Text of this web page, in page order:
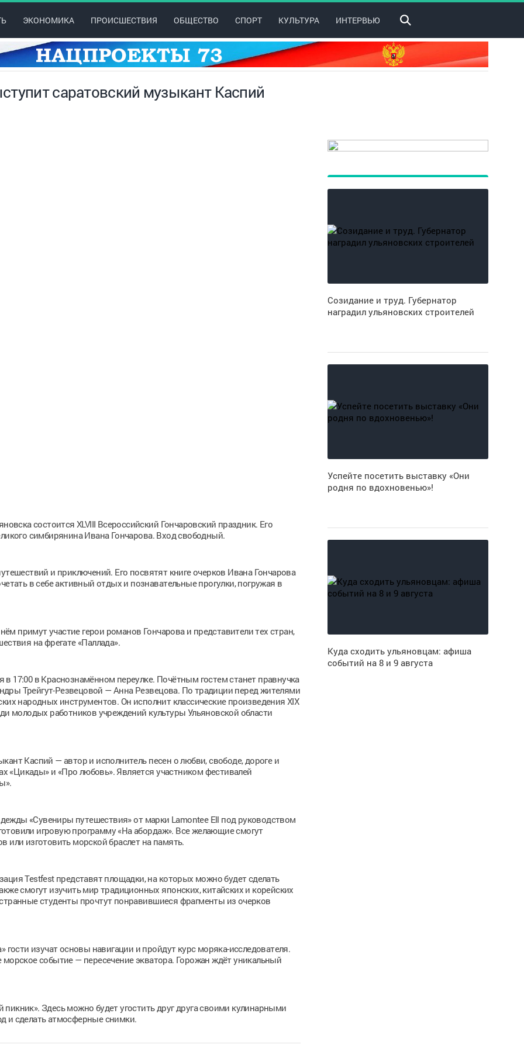
ЭКОНОМИКА ПРОИСШЕСТВИЯ ОБЩЕСТВО СПОРТ КУЛЬТУРА ИНТЕРВЬЮ
саратовский музыкант Каспий
состоится XLVIII Всероссийский Гончаровский праздник. Его
симбирянина Ивана Гончарова. Вход свободный.
и приключений. Его посвятят книге очерков Ивана Гончарова
в себе активный отдых и познавательные прогулки, погружая в
примут участие герои романов Гончарова и представители тех стран,
на фрегате «Паллада».
17:00 в Краснознамённом переулке. Почётным гостем станет правнучка
Трейгут-Резвецовой — Анна Резвецова. По традиции перед жителями
народных инструментов. Он исполнит классические произведения XIX
молодых работников учреждений культуры Ульяновской области
Каспий — автор и исполнитель песен о любви, свободе, дороге и
«Цикады» и «Про любовь». Является участником фестивалей
«Сувениры путешествия» от марки Lamontee Ell под руководством
игровую программу «На абордаж». Все желающие смогут
или изготовить морской браслет на память.
Testfest представят площадки, на которых можно будет сделать
смогут изучить мир традиционных японских, китайских и корейских
студенты прочтут понравившиеся фрагменты из очерков
гости изучат основы навигации и пройдут курс моряка-исследователя.
событие — пересечение экватора. Горожан ждёт уникальный
Здесь можно будет угостить друг друга своими кулинарными
и сделать атмосферные снимки.
Созидание и труд. Губернатор
наградил ульяновских строителей
Успейте посетить выставку «Они
родня по вдохновенью»!
Куда сходить ульяновцам: афиша
событий на 8 и 9 августа